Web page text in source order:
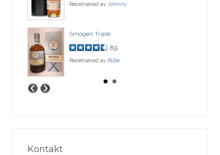
Recenserad av Johnny
Smögen Triple
89
Recenserad av Rolle
Kontakt